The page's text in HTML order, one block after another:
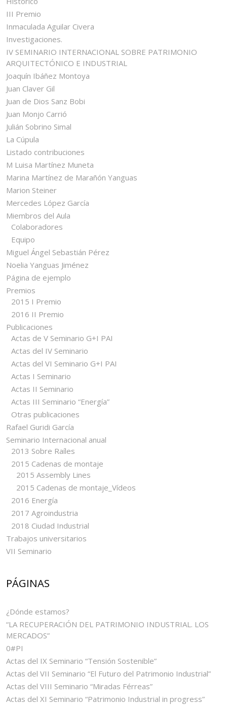
III Premio
Inmaculada Aguilar Civera
Investigaciones.
IV SEMINARIO INTERNACIONAL SOBRE PATRIMONIO
ARQUITECTÓNICO E INDUSTRIAL
Joaquín Ibáñez Montoya
Juan Claver Gil
Juan de Dios Sanz Bobi
Juan Monjo Carrió
Julián Sobrino Simal
La Cúpula
Listado contribuciones
M Luisa Martínez Muneta
Marina Martínez de Marañón Yanguas
Marion Steiner
Mercedes López García
Miembros del Aula
Colaboradores
Equipo
Miguel Ángel Sebastián Pérez
Noelia Yanguas Jiménez
Página de ejemplo
Premios
2015 I Premio
2016 II Premio
Publicaciones
Actas de V Seminario G+I PAI
Actas del IV Seminario
Actas del VI Seminario G+I PAI
Actas I Seminario
Actas II Seminario
Actas III Seminario “Energía”
Otras publicaciones
Rafael Guridi García
Seminario Internacional anual
2013 Sobre Raíles
2015 Cadenas de montaje
2015 Assembly Lines
2015 Cadenas de montaje_Vídeos
2016 Energía
2017 Agroindustria
2018 Ciudad Industrial
Trabajos universitarios
VII Seminario
PÁGINAS
¿Dónde estamos?
“LA RECUPERACIÓN DEL PATRIMONIO INDUSTRIAL. LOS
MERCADOS”
0#PI
Actas del IX Seminario “Tensión Sostenible”
Actas del VII Seminario “El Futuro del Patrimonio Industrial”
Actas del VIII Seminario “Miradas Férreas”
Actas del XI Seminario “Patrimonio Industrial in progress”